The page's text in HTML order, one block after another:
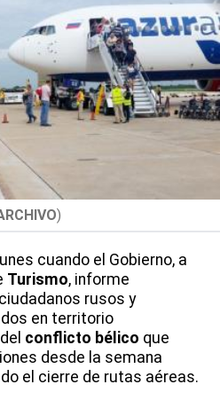
)
cuando el Gobierno, a
Turismo, informe
rusos y
en territorio
conflicto bélico que
desde la semana
el cierre de rutas aéreas.